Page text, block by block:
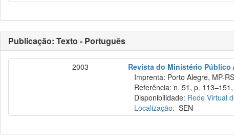
Publicação: Texto - Português
2003 Revista do Ministério Público
Imprenta: Porto Alegre, MP-
Referência: n. 51, p.
Disponibilidade: Rede Virtual
Localização: SEN